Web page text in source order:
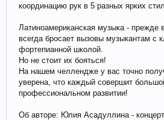
координацию рук в 5 разных ярких
Латиноамериканская музыка - прежде
всегда бросает вызовы музыкантам с
фортепианной школой.
Но не стоит их бояться!
На нашем челлендже у вас точно
уверена, что каждый совершит
профессиональном развитии!
Об авторе: Юлия Асадуллина -